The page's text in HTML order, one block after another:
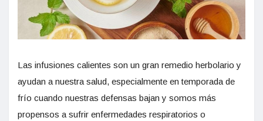
Las infusiones calientes son un gran remedio herbolario y
ayudan a nuestra salud, especialmente en temporada de
frío cuando nuestras defensas bajan y somos más
propensos a sufrir enfermedades respiratorios o